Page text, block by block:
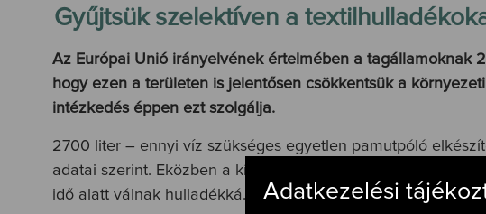
Adatkezelési
Gyűjtsük szelektíven a
Az Európai Unió irányelvének értelmében a tagállamoknak
hogy ezen a területen is jelentősen csökkentsük a
intézkedés éppen ezt szolgálja.
2700 liter – ennyi víz szükséges egyetlen pamutpóló
adatai szerint. Eközben a kínálat és a megvásárolt
idő alatt válnak hulladékká.